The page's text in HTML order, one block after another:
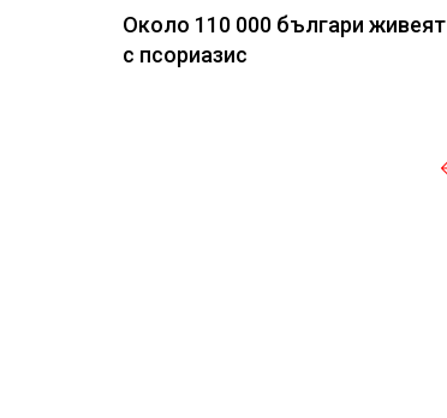
Около 110 000 българи живеят
с псориазис